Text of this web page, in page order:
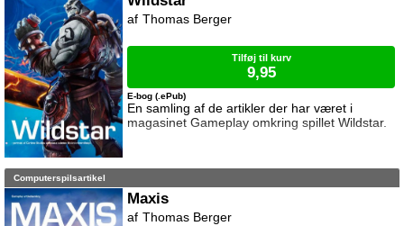
og sammen med sin gode ven Luvo, et
En samling af de artikler der har været i
magasinet Gameplay omkring spillet Wildstar.
E-bog (.ePub)
Thomas Berger
Tilføj til kurv
9,95
Computerspilsartikel
Maxis
Thomas Berger